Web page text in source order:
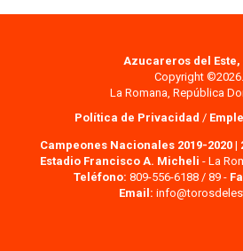
Azucareros del Este,
Copyright ©2026.
La Romana, República
Política de Privacidad /
Campeones Nacionales 2019-2020|
Estadio Francisco A. Micheli - La
Teléfono: 809-556-6188 / 89 -
Email: